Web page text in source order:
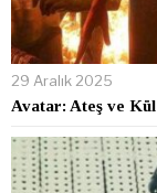
29 Aralık 2025
Avatar: Ateş ve Kül